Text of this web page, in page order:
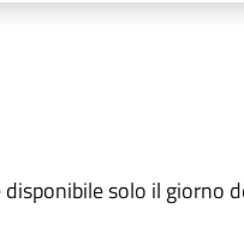
solo il giorno